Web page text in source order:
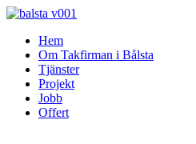
Skip
contentHem
Om Takfirman i Bålsta
Tjänster
Projekt
Jobb
Offert